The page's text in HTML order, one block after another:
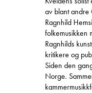
av blant andre
Ragnhild
folkemusikken
Ragnhilds
kritikere og
Siden den
Norge.